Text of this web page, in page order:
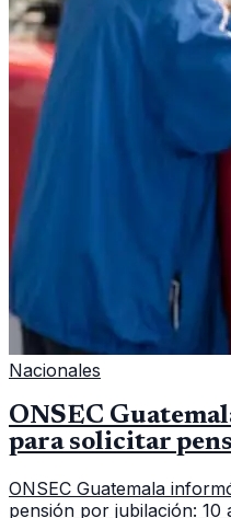
Nacionales
ONSEC
para solicitar
ONSEC Guatemala
pensión por jubilación: